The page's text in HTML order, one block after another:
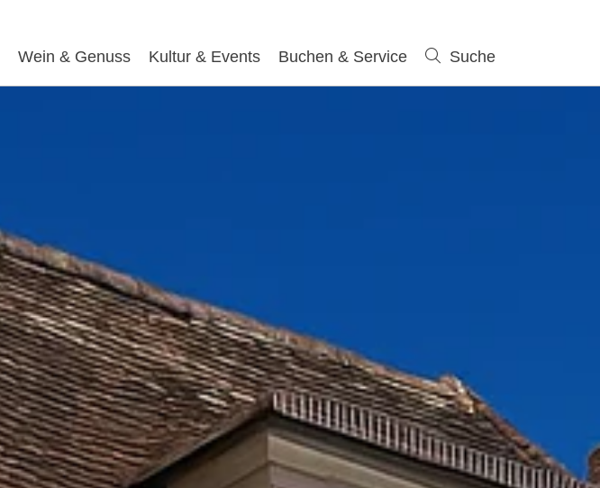
Wein & Genuss Kultur & Events Buchen & Service Suche